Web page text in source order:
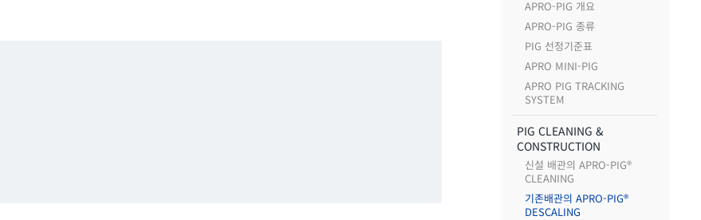
APRO-PIG 개요
APRO-PIG 종류
PIG 선정기준표
APRO MINI-PIG
APRO PIG TRACKING
SYSTEM
PIG CLEANING &
CONSTRUCTION
신설 배관의 APRO-PIG®
CLEANING
기존배관의 APRO-PIG®
DESCALING